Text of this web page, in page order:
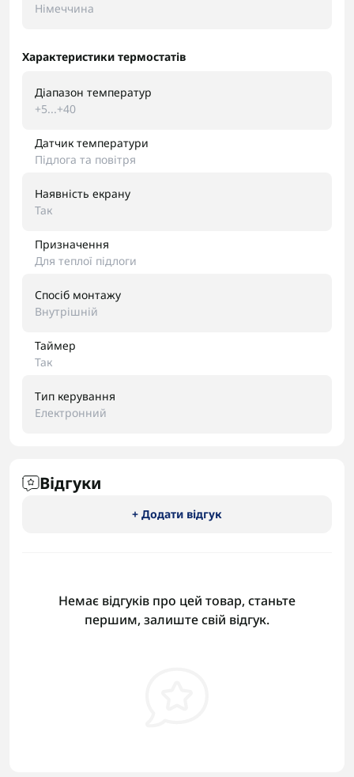
Німеччина
Характеристики термостатів
Діапазон температур
+5...+40
Датчик температури
Підлога та повітря
Наявність екрану
Так
Призначення
Для теплої підлоги
Спосіб монтажу
Внутрішній
Таймер
Так
Тип керування
Електронний
Відгуки
+ Додати відгук
Немає відгуків про цей товар, станьте
першим, залиште свій відгук.